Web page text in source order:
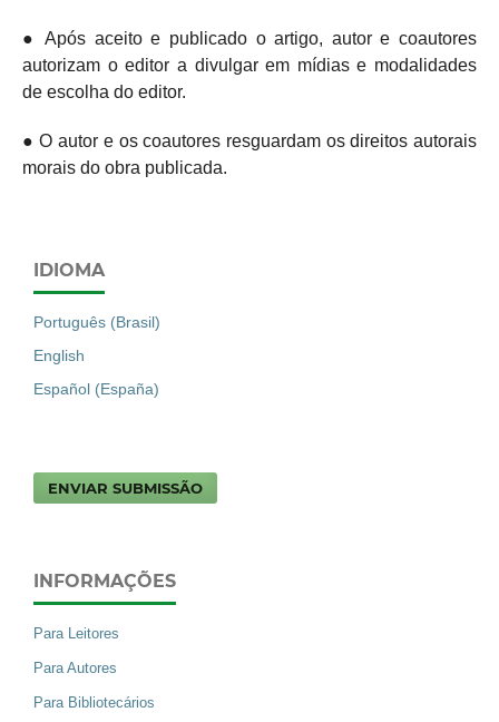
● Após aceito e publicado o artigo, autor e coautores
autorizam o editor a divulgar em mídias e modalidades
de escolha do editor.
● O autor e os coautores resguardam os direitos autorais
morais do obra publicada.
IDIOMA
Português (Brasil)
English
Español (España)
ENVIAR SUBMISSÃO
INFORMAÇÕES
Para Leitores
Para Autores
Para Bibliotecários